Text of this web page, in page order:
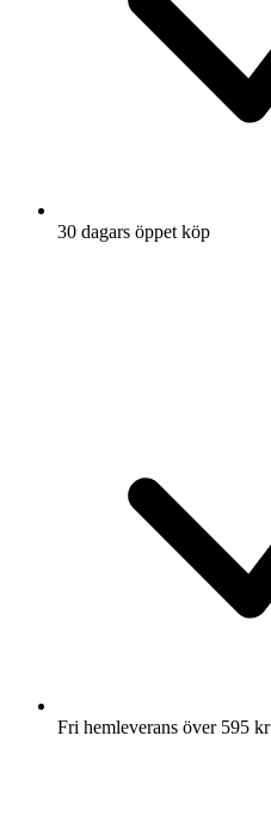
30 dagars öppet köp
Fri hemleverans över 595 kr